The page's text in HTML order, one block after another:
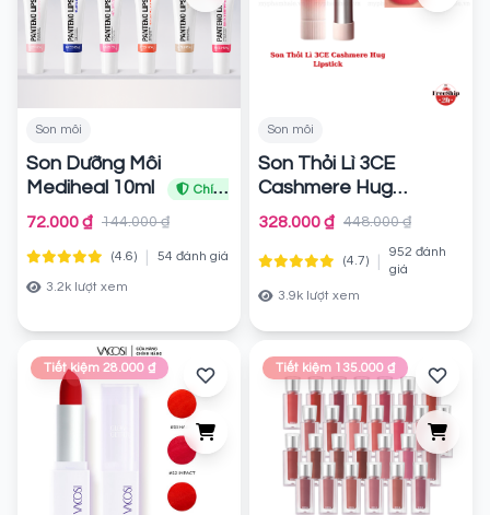
Son môi
Son Dưỡng Môi
Mediheal 10ml
Chính
hãng
72.000 ₫ 144.000 ₫
(4.6) 54 đánh giá
3.2k lượt xem
Son môi
Son Thỏi Lì 3CE
Cashmere Hug
Lipstick
Chính hãng
328.000 ₫ 448.000 ₫
(4.7)
952 đánh
giá
3.9k lượt xem
Tiết kiệm 28.000 ₫ Tiết kiệm 135.000 ₫